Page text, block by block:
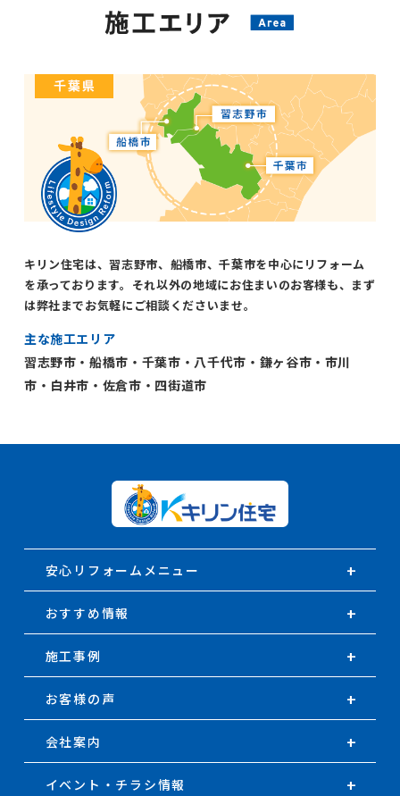
キリン住宅は、習志野市、船橋市、千葉市を中心にリフォーム
を承っております。それ以外の地域にお住まいのお客様も、まず
は弊社までお気軽にご相談くださいませ。
主な施工エリア
習志野市・船橋市・千葉市・八千代市・鎌ヶ谷市・市川
市・白井市・佐倉市・四街道市
安心リフォームメニュー
おすすめ情報
施工事例
お客様の声
会社案内
イベント・チラシ情報